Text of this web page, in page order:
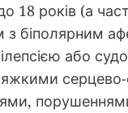
18 років (а
з біполярним
або